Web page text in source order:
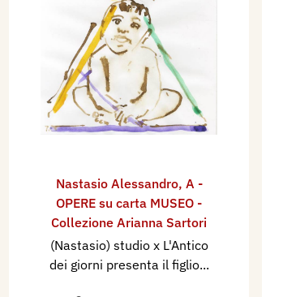
Nastasio Alessandro, A -
OPERE su carta MUSEO -
Collezione Arianna Sartori
(Nastasio) studio x L'Antico
dei giorni presenta il figlio...